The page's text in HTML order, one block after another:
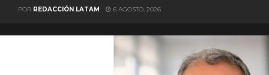
POR REDACCIÓN LATAM 6 AGOSTO, 2026